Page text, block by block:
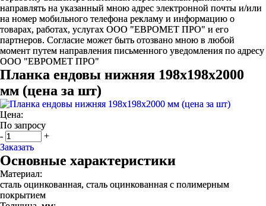
направлять на указанный мною адрес электронной почты и/или
на номер мобильного телефона рекламу и информацию о
товарах, работах, услугах ООО "ЕВРОМЕТ ПРО" и его
партнеров. Согласие может быть отозвано мною в любой
момент путем направления письменного уведомления по адресу
ООО "ЕВРОМЕТ ПРО"
Планка ендовы нижняя 198х198х2000
мм (цена за шт)
Цена:
По запросу
-
+
Заказать
Основные характеристики
Материал:
сталь оцинкованная, сталь оцинкованная с полимерным
покрытием